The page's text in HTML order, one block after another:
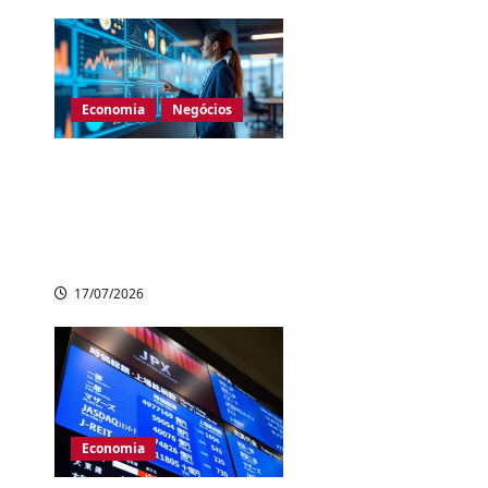
Economia Negócios
17/07/2026
Economia